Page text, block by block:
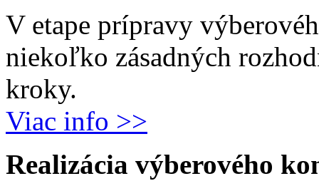
V etape prípravy
niekoľko zásadných
kroky.
Viac info >>
Realizácia výberového